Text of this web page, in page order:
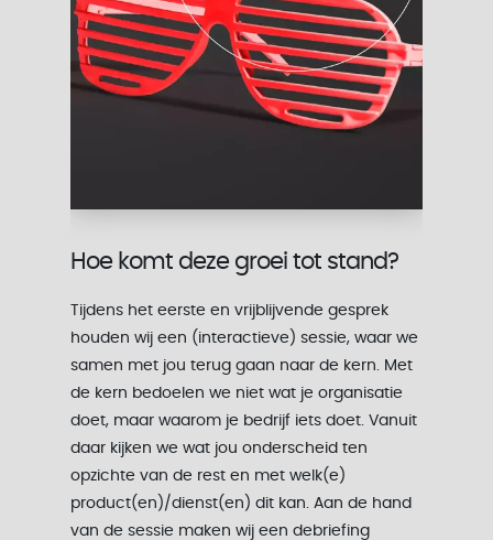
Hoe komt deze groei tot stand?
Tijdens het eerste en vrijblijvende gesprek
houden wij een (interactieve) sessie, waar we
samen met jou terug gaan naar de kern. Met
de kern bedoelen we niet wat je organisatie
doet, maar waarom je bedrijf iets doet. Vanuit
daar kijken we wat jou onderscheid ten
opzichte van de rest en met welk(e)
product(en)/dienst(en) dit kan. Aan de hand
van de sessie maken wij een debriefing